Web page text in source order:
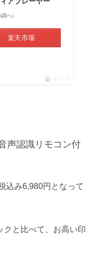
べ）
楽天市場
ポチップ
声認識リモコン付
込み6,980円となって
と比べて、お高い印